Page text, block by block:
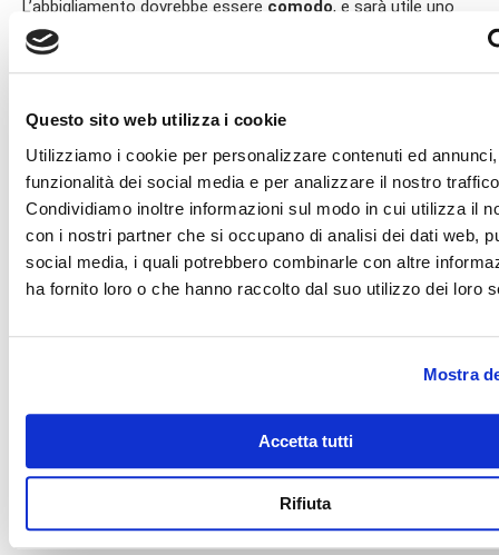
Questo sito web utilizza i cookie
Utilizziamo i cookie per personalizzare contenuti ed
funzionalità dei social media e per analizzare il nostro
Condividiamo inoltre informazioni sul modo in cui utilizza il
con i nostri partner che si occupano di analisi dei dati web,
social media, i quali potrebbero combinarle con altre
ha fornito loro o che hanno raccolto dal suo utilizzo dei loro
Mostra
Accetta tutti
Rifiuta
L’abbigliamento dovrebbe essere comodo, e sarà utile uno
scialle da tenere sulle spalle. Sarà dato un piccolo
per cui non è strettamente necessario prendere appunti. Se
comunque moderata.
vantaggi
benefici
terapeutici ad ampio
soluzione di annosi problemipsichici, oltre ad una
condizione di vita più sopportabile, per non dire